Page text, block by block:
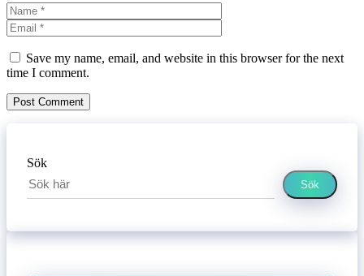
Name
Save my name, email, and website in this browser for the next
time I comment.
Sök
Sök